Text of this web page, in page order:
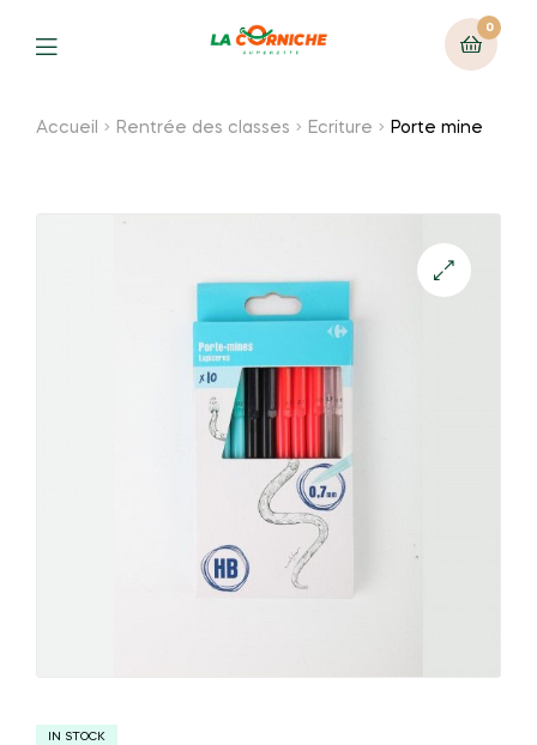
0
Menu
Accueil Rentrée des classes Ecriture Porte mine
IN STOCK